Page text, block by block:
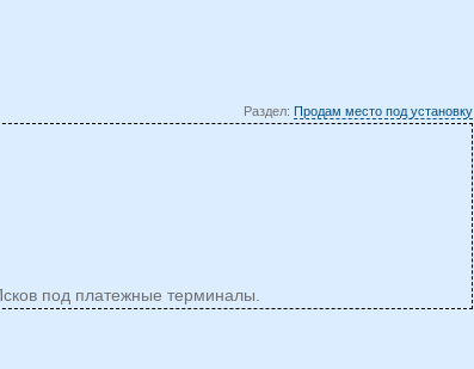
Раздел:Продам место под установку
под платежные терминалы.